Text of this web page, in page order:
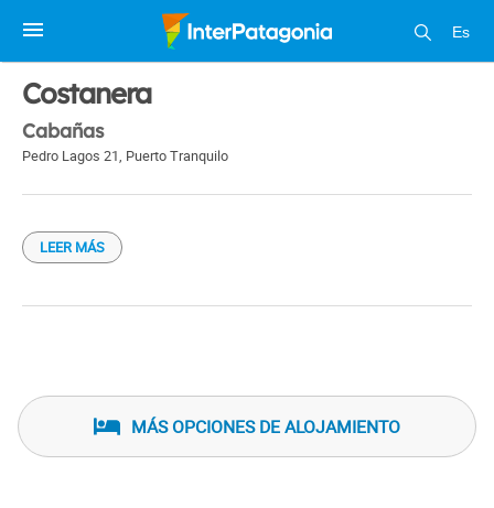
Es
1 / 1
Costanera
Cabañas
Pedro Lagos 21, Puerto Tranquilo
LEER MÁS
MÁS OPCIONES DE ALOJAMIENTO